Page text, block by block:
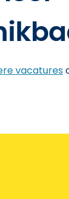
vacatures